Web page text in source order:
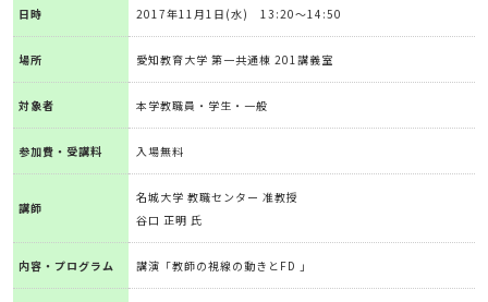
日時 2017年11月1日(水) 13:20～14:50
場所 愛知教育大学 第一共通棟 201講義室
対象者 本学教職員・学生・一般
参加費・受講料 入場無料
講師
名城大学 教職センター 准教授
谷口 正明 氏
内容・プログラム 講演「教師の視線の動きとFD 」